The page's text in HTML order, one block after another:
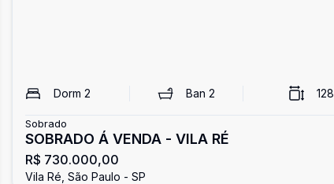
Dorm 2 Ban 2 128
Sobrado
SOBRADO Á VENDA - VILA RÉ
R$ 730.000,00
Vila Ré, São Paulo - SP